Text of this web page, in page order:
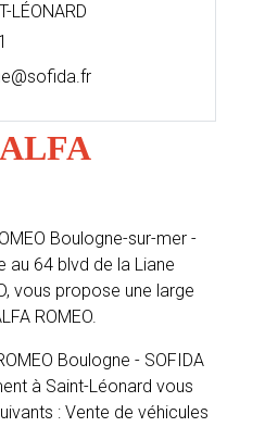
LÉONARD
Boulogne-sur-mer -
au 64 blvd de la Liane
vous propose une large
ROMEO.
Boulogne - SOFIDA
à Saint-Léonard vous
: Vente de véhicules